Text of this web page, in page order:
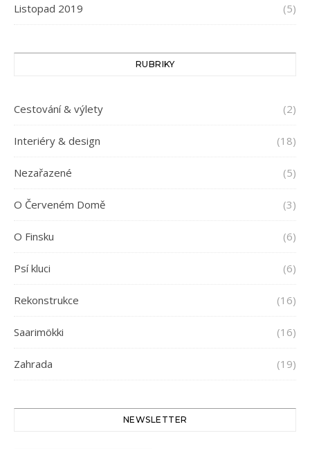
Listopad 2019 (5)
RUBRIKY
Cestování & výlety (2)
Interiéry & design (18)
Nezařazené (5)
O Červeném Domě (3)
O Finsku (6)
Psí kluci (6)
Rekonstrukce (16)
Saarimökki (16)
Zahrada (19)
NEWSLETTER